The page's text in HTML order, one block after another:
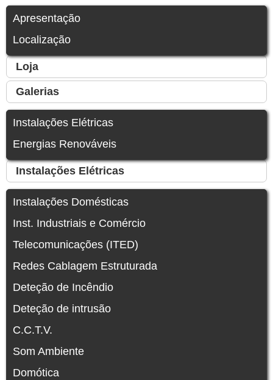
Apresentação
Localização
Loja
Galerias
Instalações Elétricas
Energias Renováveis
Instalações Elétricas
Instalações Domésticas
Inst. Industriais e Comércio
Telecomunicações (ITED)
Redes Cablagem Estruturada
Deteção de Incêndio
Deteção de intrusão
C.C.T.V.
Som Ambiente
Domótica